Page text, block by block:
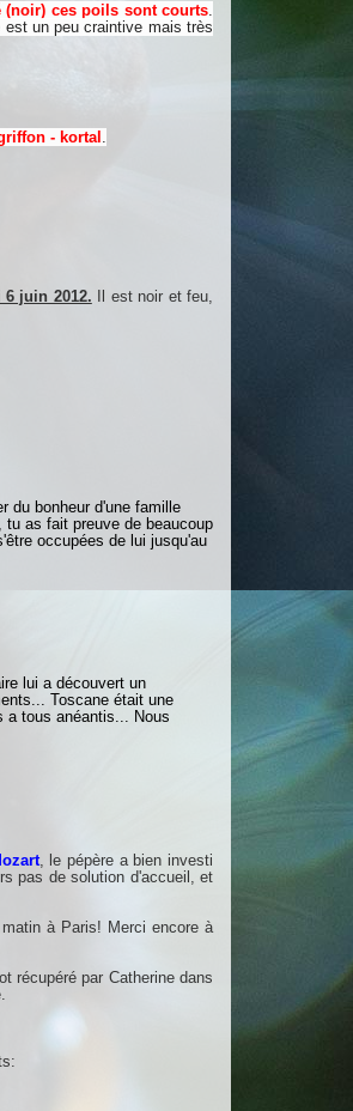
(noir) ces poils sont courts.
un peu craintive mais très
- kortal
juin 2012. Il est noir et feu,
du bonheur d'une famille
as fait preuve de beaucoup
occupées de lui jusqu'au
lui a découvert un
Toscane était une
a tous anéantis... Nous
, le pépère a bien investi
pas de solution d'accueil, et
à Paris! Merci encore à
récupéré par Catherine dans